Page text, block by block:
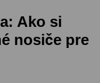
Ako si
nosiče pre